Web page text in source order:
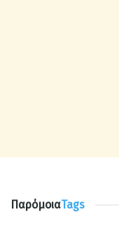
ΠαρόμοιαTags